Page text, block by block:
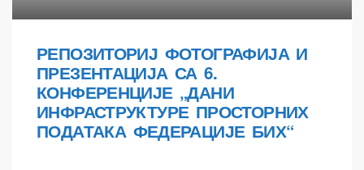
РЕПОЗИТОРИЈ ФОТОГРАФИЈА И
ПРЕЗЕНТАЦИЈА СА 6.
КОНФЕРЕНЦИЈЕ „ДАНИ
ИНФРАСТРУКТУРЕ ПРОСТОРНИХ
ПОДАТАКА ФЕДЕРАЦИЈЕ БИХ“